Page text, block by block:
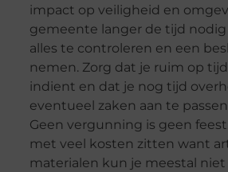
impact op veiligheid en
gemeente langer de tijd
alles te controleren en een
nemen. Zorg dat je ruim op
indient en dat je nog tijd
eventueel zaken aan te
Geen vergunning is geen
met veel kosten zitten want
materialen kun je meestal